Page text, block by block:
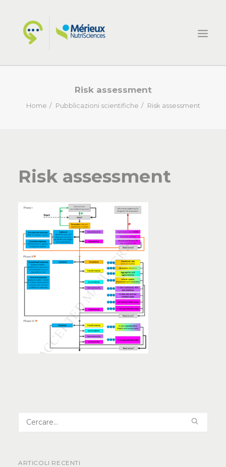
ECSIN
CONTATTI
Risk assessment
Home Pubblicazioni scientifiche Risk assessment
Risk assessment
ARTICOLI RECENTI